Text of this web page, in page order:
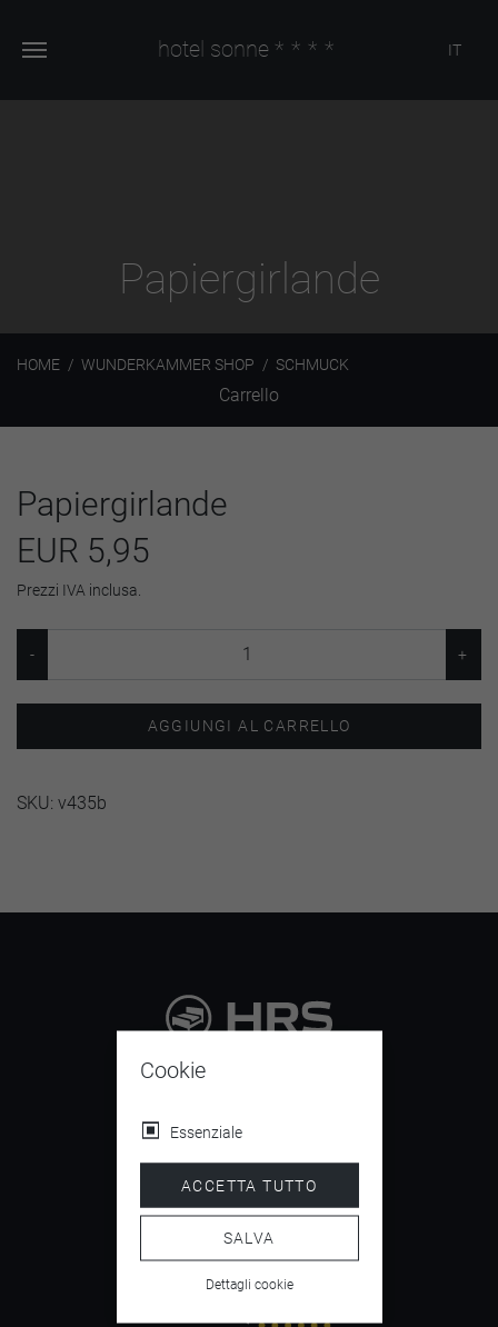
hotel sonne **** IT
Papiergirlande
HOME WUNDERKAMMER SHOP SCHMUCK
Carrello
Papiergirlande
EUR 5,95
Prezzi IVA inclusa.
AGGIUNGI AL CARRELLO
SKU: v435b
4.5/ 5
Cookie
Essenziale
ACCETTA TUTTO
SALVA
Dettagli cookie